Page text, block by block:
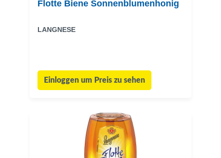
Flotte Biene Sonnenblumenhonig
LANGNESE
Einloggen um Preis zu sehen